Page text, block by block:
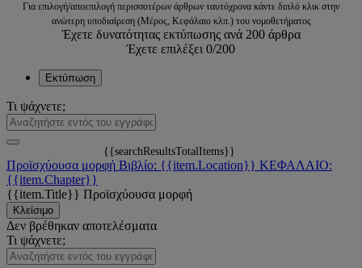
Για επιλογή/αποεπιλογή περισσοτέρων άρθρων ταυτόχρονα κάντε διπλό κλικ στην
ανώτερη υποδιαίρεση (Μέρος, Κεφάλαιο κλπ.) του νομοθετήματος
Έχετε δυνατότητας εκτύπωσης ανά 200 άρθρα
Έχετε επιλέξει 0/200
Εκτύπωση
Τι ψάχνετε;
{{searchResultsTotalItems}}
Προϊσχύουσα μορφή Βιβλίο: {{item.Location}} ΚΕΦΑΛΑΙΟ:
{{item.Chapter}}
{{item.Title}} Προϊσχύουσα μορφή
Κλείσιμο
Δεν βρέθηκαν αποτελέσματα
Τι ψάχνετε;